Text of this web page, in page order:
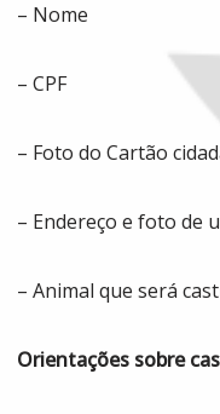
– Nome
– CPF
– Foto do Cartão
– Endereço e foto de
– Animal que será
Orientações sobre